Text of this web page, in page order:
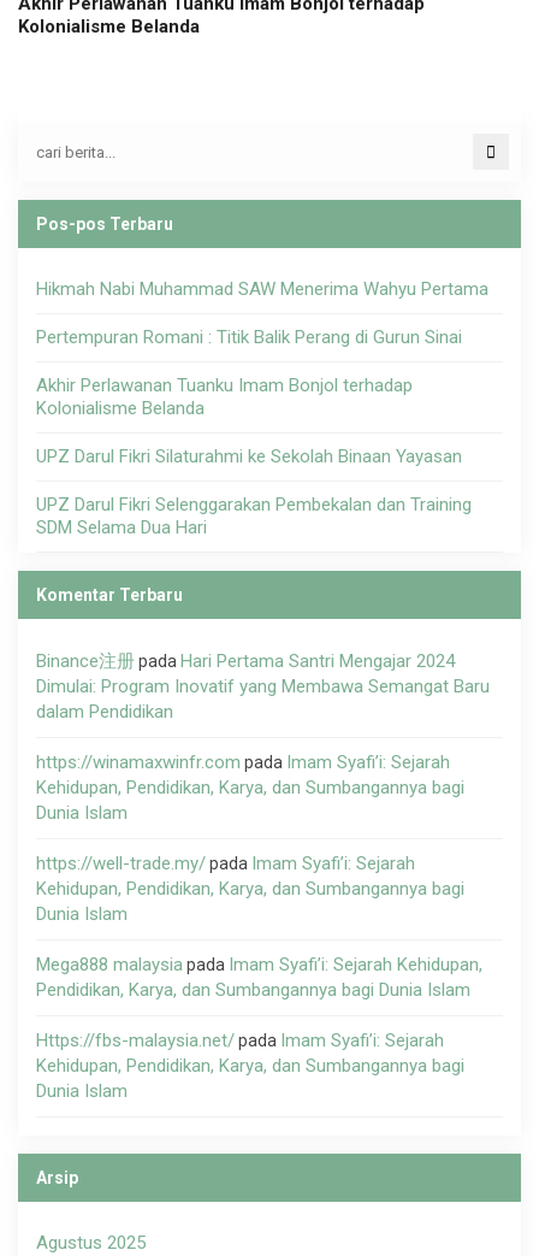
Kolonialisme Belanda
Pos-pos Terbaru
Hikmah Nabi Muhammad SAW Menerima Wahyu Pertama
Pertempuran Romani : Titik Balik Perang di Gurun Sinai
Akhir Perlawanan Tuanku Imam Bonjol terhadap
Kolonialisme Belanda
UPZ Darul Fikri Silaturahmi ke Sekolah Binaan Yayasan
UPZ Darul Fikri Selenggarakan Pembekalan dan Training
SDM Selama Dua Hari
Komentar Terbaru
Binance注册pada Hari Pertama Santri Mengajar 2024
Dimulai: Program Inovatif yang Membawa Semangat Baru
dalam Pendidikan
https://winamaxwinfr.com pada Imam Syafi’i: Sejarah
Kehidupan, Pendidikan, Karya, dan Sumbangannya bagi
Dunia Islam
https://well-trade.my/pada Imam Syafi’i: Sejarah
Kehidupan, Pendidikan, Karya, dan Sumbangannya bagi
Dunia Islam
Mega888 malaysiapada Imam Syafi’i: Sejarah Kehidupan,
Pendidikan, Karya, dan Sumbangannya bagi Dunia Islam
Https://fbs-malaysia.net/pada Imam Syafi’i: Sejarah
Kehidupan, Pendidikan, Karya, dan Sumbangannya bagi
Dunia Islam
Arsip
Agustus 2025